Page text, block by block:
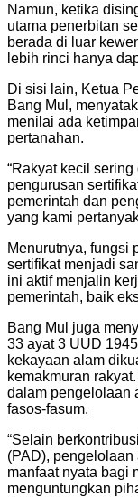
Namun, ketika
utama penerbitan
berada di luar
lebih rinci hanya
Di sisi lain, Ketua
Bang Mul,
menilai ada
pertanahan.
“Rakyat kecil
pengurusan
pemerintah dan
yang kami
Menurutnya, fungsi
sertifikat menjadi
ini aktif menjalin
pemerintah, baik
Bang Mul juga
33 ayat 3 UUD
kekayaan alam
kemakmuran
dalam pengelolaan
fasos-fasum.
“Selain
(PAD),
manfaat nyata bagi
menguntungkan